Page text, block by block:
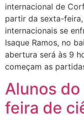
internacional de
partir da sexta-
internacionais se
Isaque Ramos, no
abertura será às 9
começam as
Alunos do
feira de